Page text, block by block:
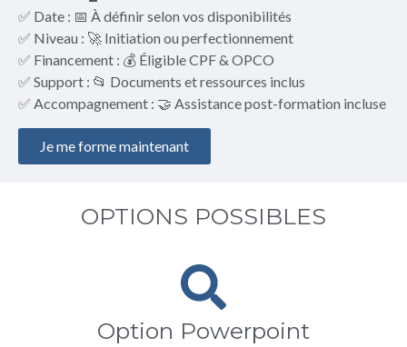
✅ Date : 📅 À définir selon vos disponibilités
✅ Niveau : 🚀 Initiation ou perfectionnement
✅ Financement : 💰 Éligible CPF & OPCO
✅ Support : 📂 Documents et ressources inclus
✅ Accompagnement : 🤝 Assistance post-formation incluse
Je me forme maintenant
OPTIONS POSSIBLES
Option Powerpoint